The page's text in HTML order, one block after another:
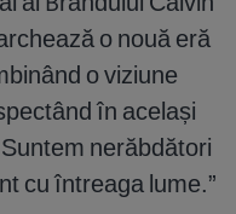
o nouă eră
o viziune
în același
nerăbdători
cu întreaga lume.”